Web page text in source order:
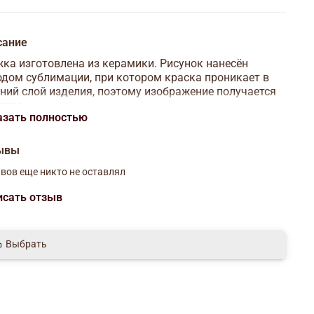
изготовлена из керамики. Рисунок нанесён
сублимации, при котором краска проникает в
слой изделия, поэтому изображение получается
320 мл.
полностью
еще никто не оставлял
отзыв
Выбрать